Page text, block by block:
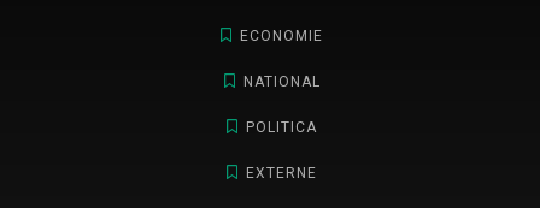
ECONOMIE
NATIONAL
POLITICA
EXTERNE